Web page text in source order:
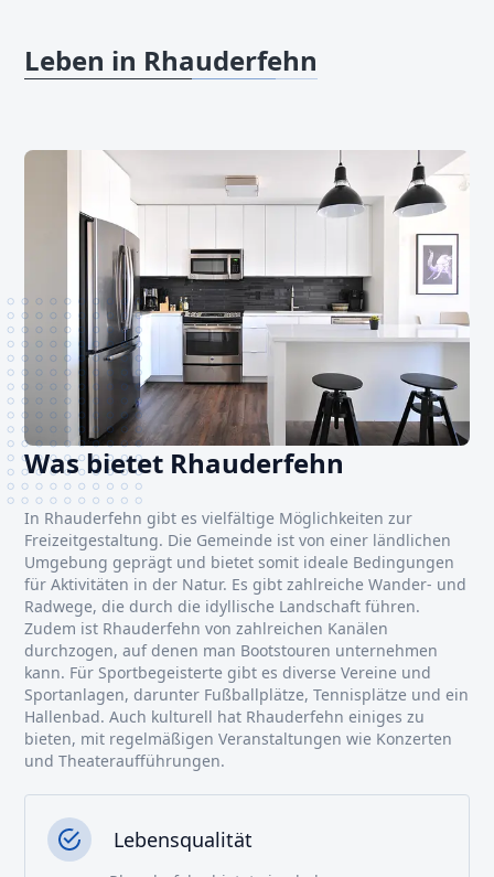
Leben in Rhauderfehn
Was bietet Rhauderfehn
In Rhauderfehn gibt es vielfältige Möglichkeiten zur
Freizeitgestaltung. Die Gemeinde ist von einer ländlichen
Umgebung geprägt und bietet somit ideale Bedingungen
für Aktivitäten in der Natur. Es gibt zahlreiche Wander- und
Radwege, die durch die idyllische Landschaft führen.
Zudem ist Rhauderfehn von zahlreichen Kanälen
durchzogen, auf denen man Bootstouren unternehmen
kann. Für Sportbegeisterte gibt es diverse Vereine und
Sportanlagen, darunter Fußballplätze, Tennisplätze und ein
Hallenbad. Auch kulturell hat Rhauderfehn einiges zu
bieten, mit regelmäßigen Veranstaltungen wie Konzerten
und Theateraufführungen.
Lebensqualität